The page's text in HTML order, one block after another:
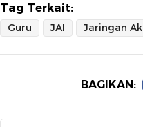
Tag Terkait:
Guru JAI
BAGIKAN: